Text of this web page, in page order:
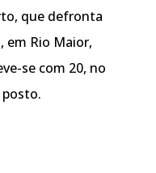
que defronta
em Rio Maior,
se com 20, no